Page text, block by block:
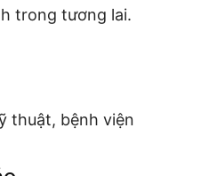
trong tương lai.
thuật, bệnh viện